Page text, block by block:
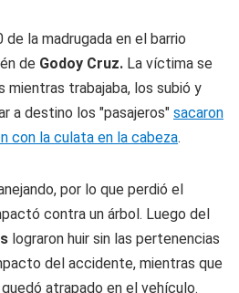
de la madrugada en el barrio
de Godoy Cruz. La víctima se
mientras trabajaba, los subió y
a destino los "pasajeros" sacaron
con la culata en la cabeza.
por lo que perdió el
contra un árbol. Luego del
lograron huir sin las pertenencias
del accidente, mientras que
atrapado en el vehículo.